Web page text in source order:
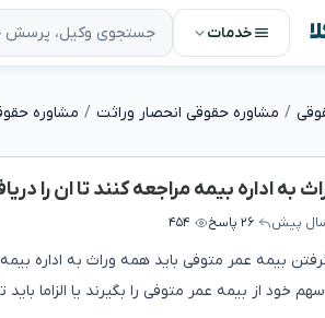
خدمات
مشاوره حقوقی انحصار وراثت مشاوره
به اداره بیمه مراجعه کنند تا ان را
۲۶ پاسخ ۴۵۴
گرفتن بیمه عمر متوفی باید همه وراث به اداره
خود از بیمه عمر متوفی را بگیرند یا الزاما باید